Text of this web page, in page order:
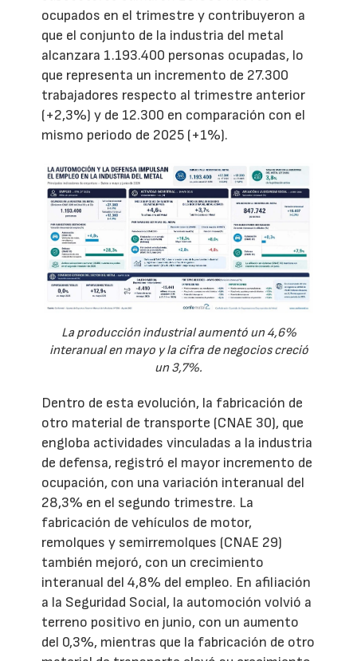
ocupados en el trimestre y contribuyeron a
que el conjunto de la industria del metal
alcanzara 1.193.400 personas ocupadas, lo
que representa un incremento de 27.300
trabajadores respecto al trimestre anterior
(+2,3%) y de 12.300 en comparación con el
mismo periodo de 2025 (+1%).
La producción industrial aumentó un 4,6%
interanual en mayo y la cifra de negocios creció
un 3,7%.
Dentro de esta evolución, la fabricación de
otro material de transporte (CNAE 30), que
engloba actividades vinculadas a la industria
de defensa, registró el mayor incremento de
ocupación, con una variación interanual del
28,3% en el segundo trimestre. La
fabricación de vehículos de motor,
remolques y semirremolques (CNAE 29)
también mejoró, con un crecimiento
interanual del 4,8% del empleo. En afiliación
a la Seguridad Social, la automoción volvió a
terreno positivo en junio, con un aumento
del 0,3%, mientras que la fabricación de otro